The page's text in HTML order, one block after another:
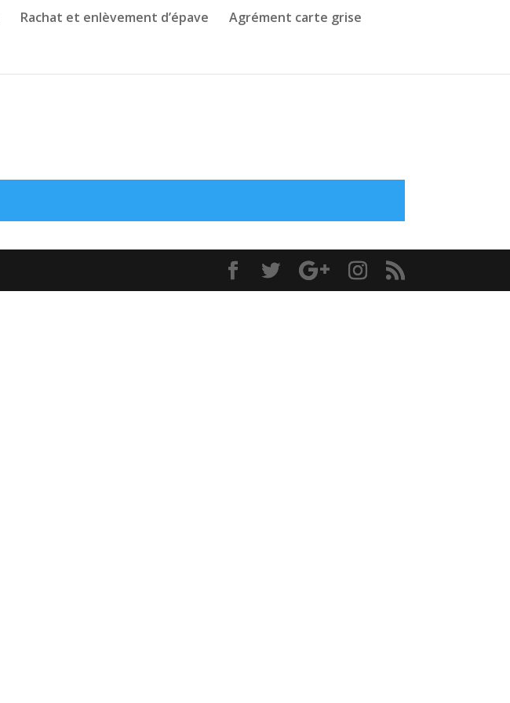
Rachat et enlèvement d’épave
Agrément carte grise